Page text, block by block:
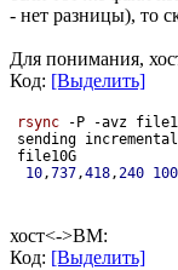
- нет разницы), то
Для понимания,
Код: [Выделить]
rsync -P -avz
sending
file10G
10,737,418,240 100
хост<->ВМ:
Код: [Выделить]